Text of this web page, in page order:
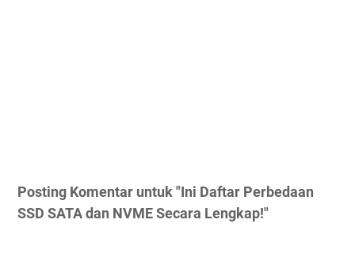
Posting Komentar untuk "Ini Daftar Perbedaan
SSD SATA dan NVME Secara Lengkap!"